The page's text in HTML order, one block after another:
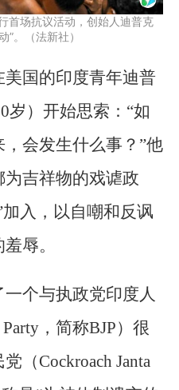
首场抗议活动，创始人迪普克
”。（法新社）
国的印度青年迪普
岁）开始思索：“如
会发生什么事？”他
吉祥物的戏谑政
入，以自嘲和反讽
辱。
个与执政党印度人
Party，简称BJP）很
（Cockroach Janta